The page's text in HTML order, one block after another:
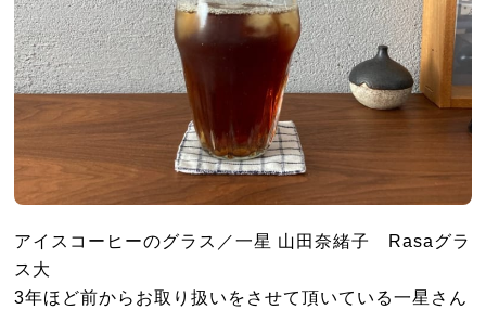
アイスコーヒーのグラス／一星 山田奈緒子 Rasaグラ
ス大
3年ほど前からお取り扱いをさせて頂いている一星さん